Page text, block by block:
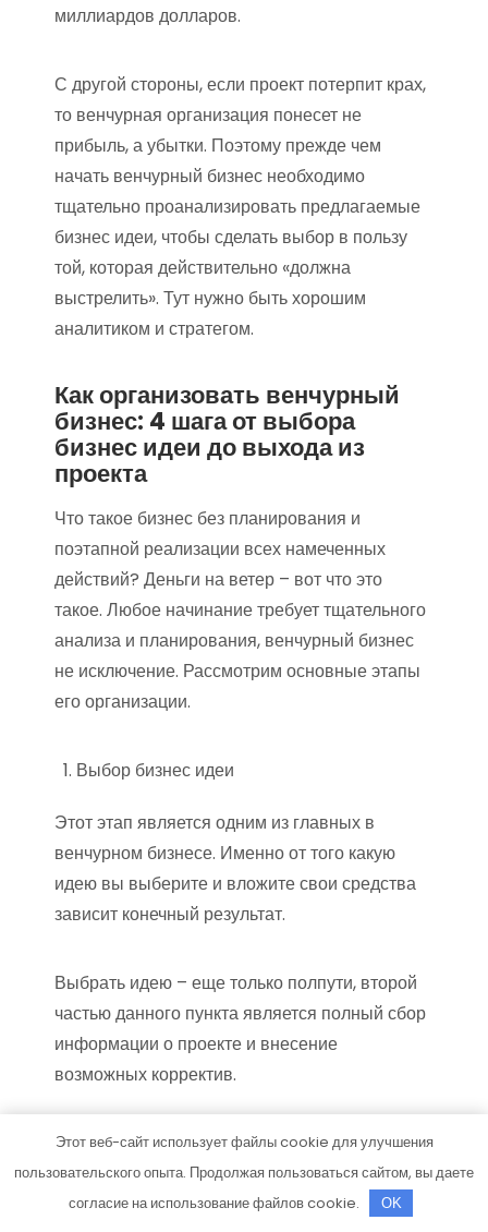
миллиардов долларов.
С другой стороны, если проект потерпит крах,
то венчурная организация понесет не
прибыль, а убытки. Поэтому прежде чем
начать венчурный бизнес необходимо
тщательно проанализировать предлагаемые
бизнес идеи, чтобы сделать выбор в пользу
той, которая действительно «должна
выстрелить». Тут нужно быть хорошим
аналитиком и стратегом.
Как организовать венчурный
бизнес: 4 шага от выбора
бизнес идеи до выхода из
проекта
Что такое бизнес без планирования и
поэтапной реализации всех намеченных
действий? Деньги на ветер – вот что это
такое. Любое начинание требует тщательного
анализа и планирования, венчурный бизнес
не исключение. Рассмотрим основные этапы
его организации.
Выбор бизнес идеи
Этот этап является одним из главных в
венчурном бизнесе. Именно от того какую
идею вы выберите и вложите свои средства
зависит конечный результат.
Выбрать идею – еще только полпути, второй
частью данного пункта является полный сбор
информации о проекте и внесение
возможных корректив.
Вложение денег
Следующий этап – непосредственно
Этот веб-сайт использует файлы cookie для улучшения
пользовательского опыта. Продолжая пользоваться сайтом, вы даете
согласие на использование файлов cookie.
OK